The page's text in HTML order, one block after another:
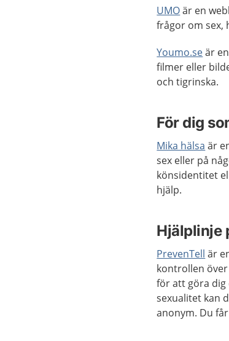
UMOär en
frågor om sex,
Youmo.seär
filmer eller
och tigrinska.
För dig
Mika hälsa är
sex eller på
könsidentitet
hjälp.
Hjälplinje
PrevenTell är
kontrollen
för att göra dig
sexualitet kan
anonym. Du